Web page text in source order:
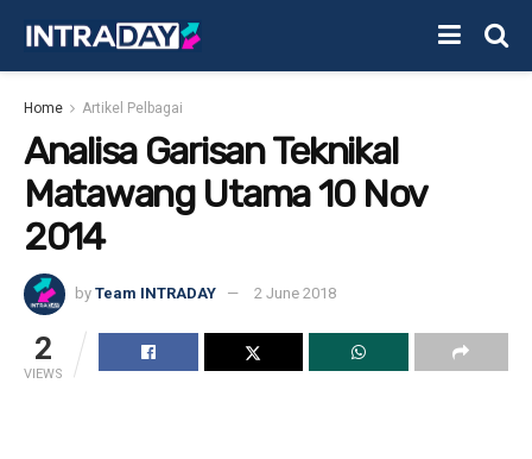
Home Artikel Pelbagai
Analisa Garisan Teknikal
Matawang Utama 10 Nov
2014
by Team INTRADAY 2 June 2018
2
VIEWS